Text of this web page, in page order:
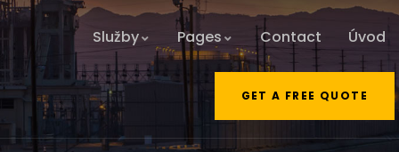
Služby Pages Contact Úvod
GET A FREE QUOTE